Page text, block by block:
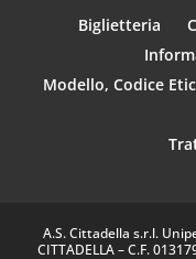
Biglietteria
Modello, Codice
A.S. Cittadella s.r.l.
CITTADELLA – C.F.